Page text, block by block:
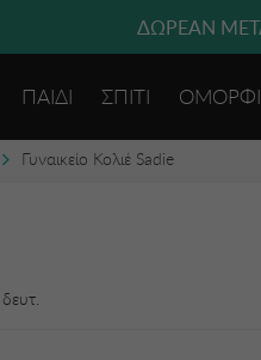
ΔΩΡΕΑΝ
ΠΑΙΔΙ ΣΠΙΤΙ
Γυναικείο Κολιέ Sadie
δευτ.